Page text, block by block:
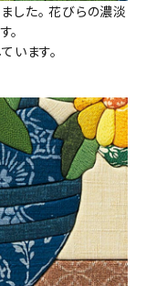
した。 花びらの濃淡
。
います。